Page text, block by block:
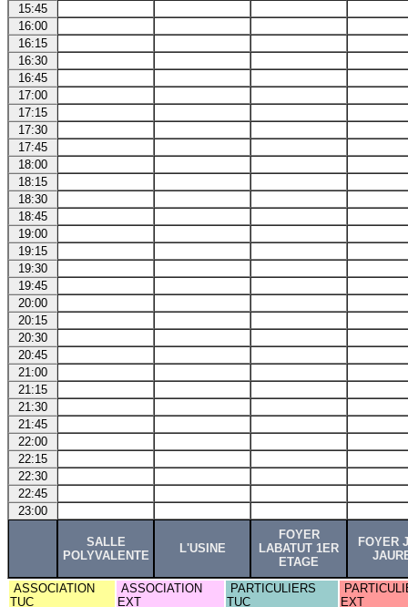
15:45
16:00
16:15
16:30
16:45
17:00
17:15
17:30
17:45
18:00
18:15
18:30
18:45
19:00
19:15
19:30
19:45
20:00
20:15
20:30
20:45
21:00
21:15
21:30
21:45
22:00
22:15
22:30
22:45
23:00
SALLE
POLYVALENTE
L'USINE
FOYER
LABATUT 1ER
ETAGE
FOYER
ASSOCIATION
TUC
ASSOCIATION
EXT
PARTICULIERS
TUC
EXT